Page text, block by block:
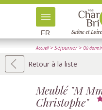
FR
Accueil> Séjourner> Où
Retour à la liste
Meublé "M
Christophe"